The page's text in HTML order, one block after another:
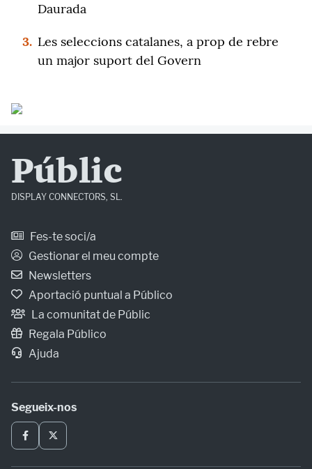
Daurada
3. Les seleccions catalanes, a prop de rebre
un major suport del Govern
Públic
DISPLAY CONNECTORS, SL.
Fes-te soci/a
Gestionar el meu compte
Newsletters
Aportació puntual a Público
La comunitat de Públic
Regala Público
Ajuda
Segueix-nos